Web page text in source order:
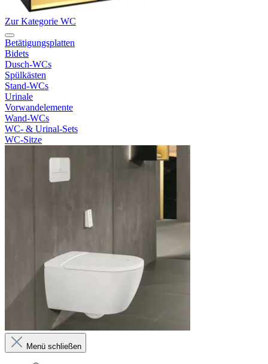
Zur Kategorie WC
Betätigungsplatten
Bidets
Dusch-WCs
Spülkästen
Stand-WCs
Urinale
Vorwandelemente
Wand-WCs
WC- & Urinal-Sets
WC-Sitze
Menü schließen